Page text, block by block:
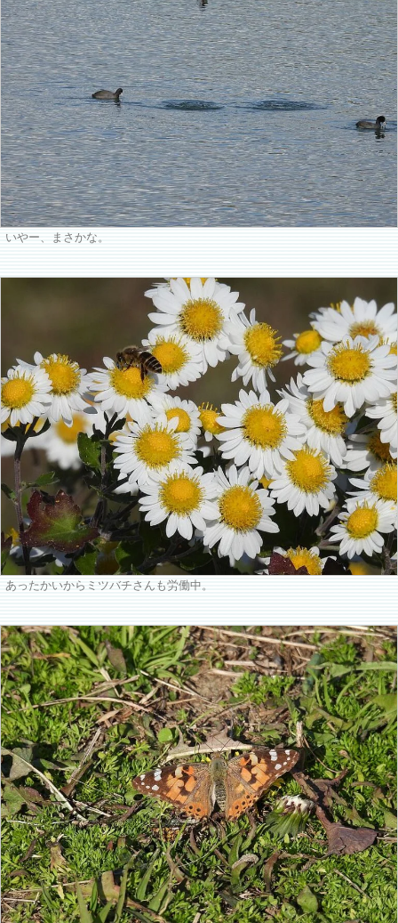
いやー、まさかな。
あったかいからミツバチさんも労働中。